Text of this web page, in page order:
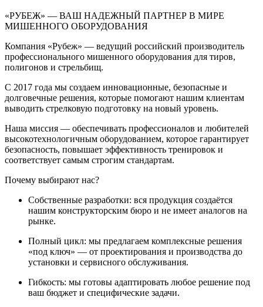
«РУБЕЖ» — ВАШ НАДЕЖНЫЙ ПАРТНЕР В МИРЕ
МИШЕННОГО ОБОРУДОВАНИЯ
Компания «Рубеж» — ведущий российский производитель
профессионального мишенного оборудования для тиров,
полигонов и стрельбищ.
С 2017 года мы создаем инновационные, безопасные и
долговечные решения, которые помогают нашим клиентам
выводить стрелковую подготовку на новый уровень.
Наша миссия — обеспечивать профессионалов и любителей
высокотехнологичным оборудованием, которое гарантирует
безопасность, повышает эффективность тренировок и
соответствует самым строгим стандартам.
Почему выбирают нас?
Собственные разработки: вся продукция создаётся
нашим конструкторским бюро и не имеет аналогов на
рынке.
Полный цикл: мы предлагаем комплексные решения
«под ключ» — от проектирования и производства до
установки и сервисного обслуживания.
Гибкость: мы готовы адаптировать любое решение под
ваш бюджет и специфические задачи.